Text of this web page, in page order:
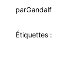
parGandalf
Étiquettes :